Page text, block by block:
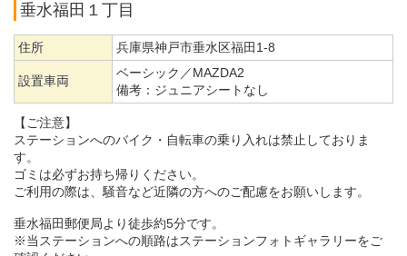
垂水福田１丁目
住所 兵庫県神戸市垂水区福田1-8
設置車両
ベーシック／MAZDA2
備考： ジュニアシートなし
【ご注意】
ステーションへのバイク・自転車の乗り入れは禁止しておりま
す。
ゴミは必ずお持ち帰りください。
ご利用の際は、騒音など近隣の方へのご配慮をお願いします。
垂水福田郵便局より徒歩約5分です。
※当ステーションへの順路はステーションフォトギャラリーをご